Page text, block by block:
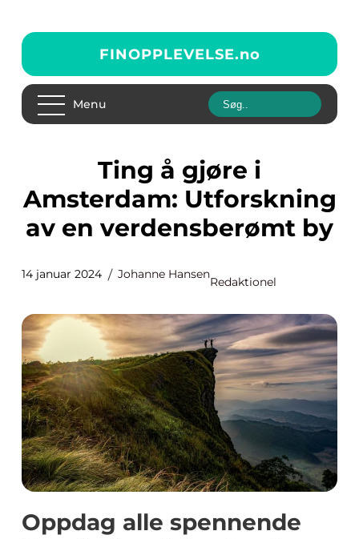
FINOPPLEVELSE.no
Menu
Ting å gjøre i
Amsterdam: Utforskning
av en verdensberømt by
14 januar 2024 Johanne Hansen
Redaktionel
Oppdag alle spennende